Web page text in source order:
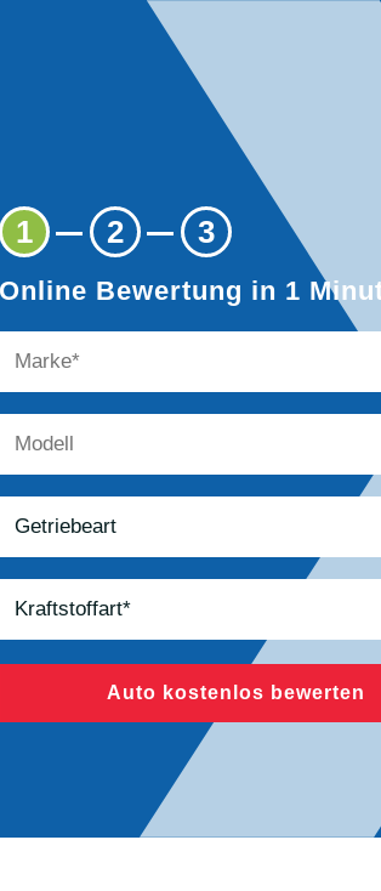
1 2 3
Online Bewertung in 1
Auto kostenlos bewerten